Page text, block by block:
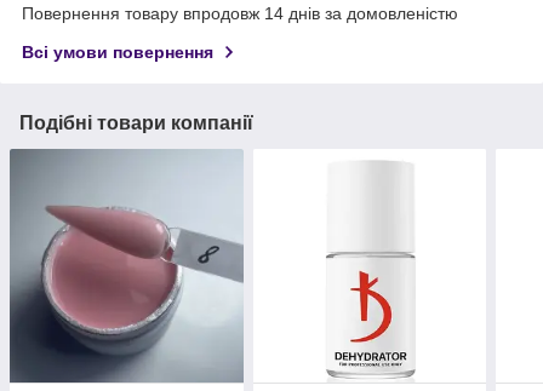
Повернення товару впродовж 14 днів за домовленістю
Всі умови повернення
Подібні товари компанії